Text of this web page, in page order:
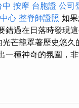
中 按摩 台胞證 公司
心 整脊師證照 如
錯過在日落時發現這
光芒籠罩著歷史悠久
一種神奇的氛圍，